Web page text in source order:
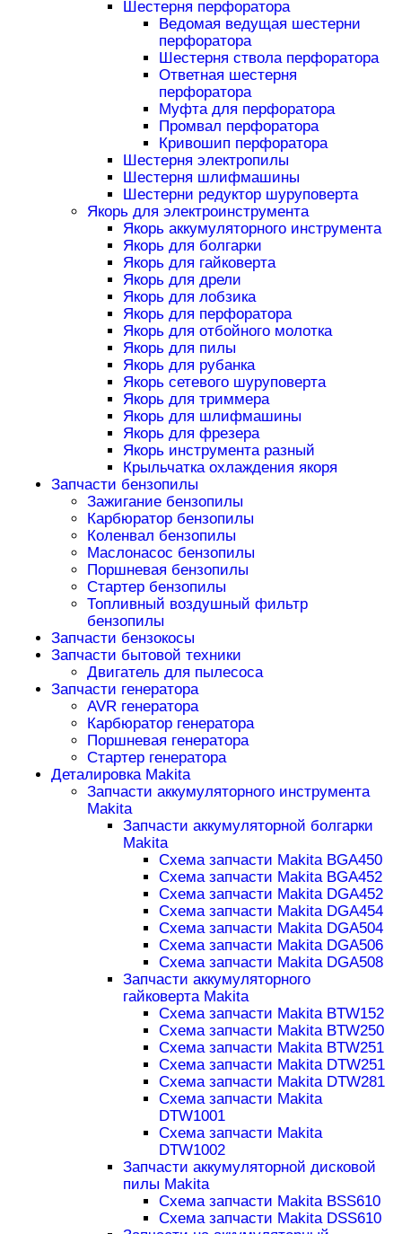
Шестерня перфоратора
Ведомая ведущая шестерни
перфоратора
Шестерня ствола перфоратора
Ответная шестерня
перфоратора
Муфта для перфоратора
Промвал перфоратора
Кривошип перфоратора
Шестерня электропилы
Шестерня шлифмашины
Шестерни редуктор шуруповерта
Якорь для электроинструмента
Якорь аккумуляторного инструмента
Якорь для болгарки
Якорь для гайковерта
Якорь для дрели
Якорь для лобзика
Якорь для перфоратора
Якорь для отбойного молотка
Якорь для пилы
Якорь для рубанка
Якорь сетевого шуруповерта
Якорь для триммера
Якорь для шлифмашины
Якорь для фрезера
Якорь инструмента разный
Крыльчатка охлаждения якоря
Запчасти бензопилы
Зажигание бензопилы
Карбюратор бензопилы
Коленвал бензопилы
Маслонасос бензопилы
Поршневая бензопилы
Стартер бензопилы
Топливный воздушный фильтр
бензопилы
Запчасти бензокосы
Запчасти бытовой техники
Двигатель для пылесоса
Запчасти генератора
AVR генератора
Карбюратор генератора
Поршневая генератора
Стартер генератора
Деталировка Makita
Запчасти аккумуляторного инструмента
Makita
Запчасти аккумуляторной болгарки
Makita
Схема запчасти Makita BGA450
Схема запчасти Makita BGA452
Схема запчасти Makita DGA452
Схема запчасти Makita DGA454
Схема запчасти Makita DGA504
Схема запчасти Makita DGA506
Схема запчасти Makita DGA508
Запчасти аккумуляторного
гайковерта Makita
Схема запчасти Makita BTW152
Схема запчасти Makita BTW250
Схема запчасти Makita BTW251
Схема запчасти Makita DTW251
Схема запчасти Makita DTW281
Схема запчасти Makita
DTW1001
Схема запчасти Makita
DTW1002
Запчасти аккумуляторной дисковой
пилы Makita
Схема запчасти Makita BSS610
Схема запчасти Makita DSS610